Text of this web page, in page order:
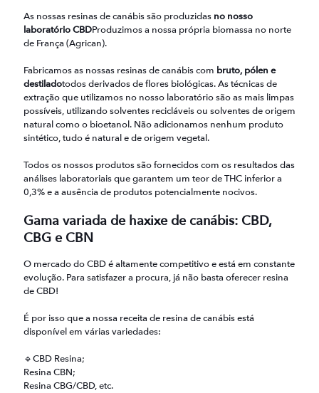
As nossas resinas de canábis são produzidas no nosso
laboratório CBDProduzimos a nossa própria biomassa no norte
de França (Agrican).
Fabricamos as nossas resinas de canábis com bruto, pólen e
destiladotodos derivados de flores biológicas. As técnicas de
extração que utilizamos no nosso laboratório são as mais limpas
possíveis, utilizando solventes recicláveis ou solventes de origem
natural como o bioetanol. Não adicionamos nenhum produto
sintético, tudo é natural e de origem vegetal.
Todos os nossos produtos são fornecidos com os resultados das
análises laboratoriais que garantem um teor de THC inferior a
0,3% e a ausência de produtos potencialmente nocivos.
Gama variada de haxixe de canábis: CBD,
CBG e CBN
O mercado do CBD é altamente competitivo e está em constante
evolução. Para satisfazer a procura, já não basta oferecer resina
de CBD!
É por isso que a nossa receita de resina de canábis está
disponível em várias variedades:
🔹CBD Resina;
Resina CBN;
Resina CBG/CBD, etc.